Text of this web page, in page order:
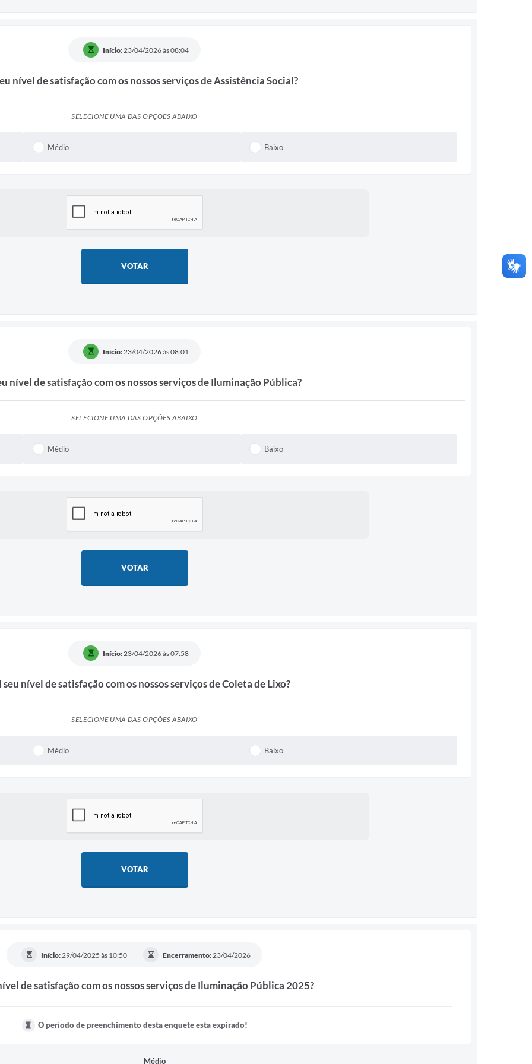
Início: 23/04/2026 às 08:04
nível de satisfação com os nossos serviços de Assistência Social?
SELECIONE UMA DAS OPÇÕES ABAIXO
Médio Baixo
VOTAR
Início: 23/04/2026 às 08:01
nível de satisfação com os nossos serviços de Iluminação Pública?
SELECIONE UMA DAS OPÇÕES ABAIXO
Médio Baixo
VOTAR
Início: 23/04/2026 às 07:58
nível de satisfação com os nossos serviços de Coleta de Lixo?
SELECIONE UMA DAS OPÇÕES ABAIXO
Médio Baixo
VOTAR
Início: 29/04/2025 às 10:50 Encerramento: 23/04/2026
de satisfação com os nossos serviços de Iluminação Pública 2025?
O período de preenchimento desta enquete esta expirado!
Médio